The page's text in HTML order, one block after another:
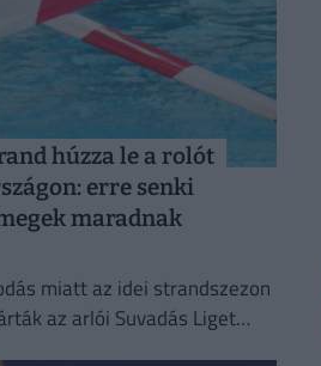
húzza le a rolót
erre senki
maradnak
miatt az idei strandszezon
az arlói Suvadás Liget